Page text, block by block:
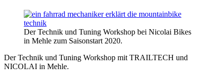
Der Technik und Tuning Workshop bei Nicolai Bikes
in Mehle zum Saisonstart 2020.
Der Technik und Tuning Workshop mit TRAILTECH und
NICOLAI in Mehle.